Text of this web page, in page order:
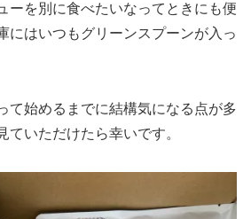
ーを別に食べたいなってときにも便
にはいつもグリーンスプーンが入っ
て始めるまでに結構気になる点が多
ていただけたら幸いです。